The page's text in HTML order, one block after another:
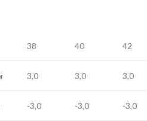
38 40 42
3,0 3,0 3,0
-3,0 -3,0 -3,0